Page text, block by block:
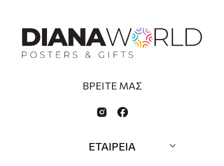
ΒΡΕΙΤΕ ΜΑΣ
 
ΕΤΑΙΡΕΙΑ